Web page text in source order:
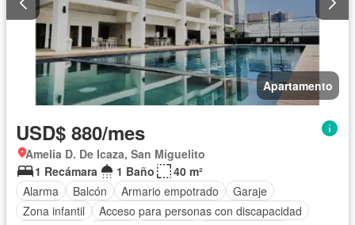
Apartamento
USD$ 880/mes
Amelia D. De Icaza, San Miguelito
1 Recámara
1 Baño
40 m²
Alarma
Balcón Armario empotrado
Garaje
Zona infantil
Acceso para personas con discapacidad